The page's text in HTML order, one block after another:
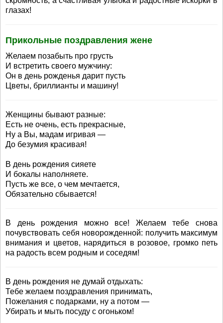
глазах!
Прикольные поздравления жене
Желаем позабыть про грусть
И встретить своего мужчину:
Он в день рожденья дарит пусть
Цветы, бриллианты и машину!
Женщины бывают разные:
Есть не очень, есть прекрасные,
Ну а Вы, мадам игривая —
До безумия красивая!
В день рождения сияете
И бокалы наполняете.
Пусть же все, о чем мечтается,
Обязательно сбывается!
В день рождения можно все! Желаем тебе снова
почувствовать себя новорожденной: получить максимум
внимания и цветов, нарядиться в розовое, громко петь
на радость всем родным и соседям!
В день рождения не думай отдыхать:
Тебе желаем поздравления принимать,
Пожелания с подарками, ну а потом —
Убирать и мыть посуду с огоньком!